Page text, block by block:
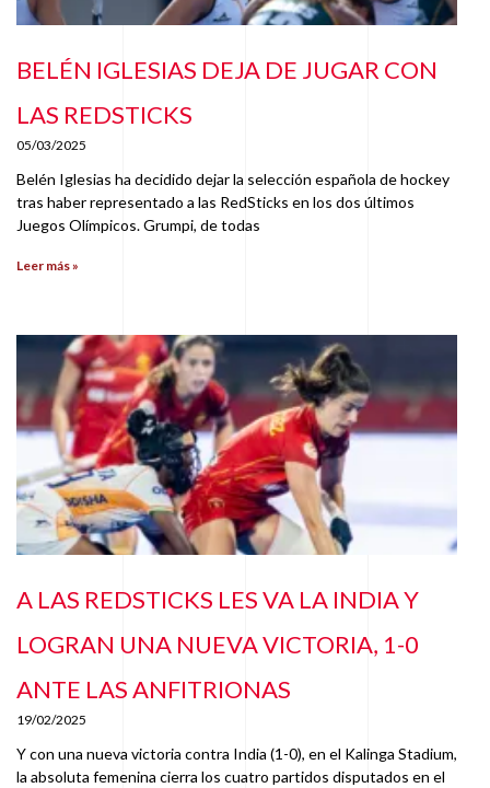
BELÉN IGLESIAS DEJA DE JUGAR CON
LAS REDSTICKS
05/03/2025
Belén Iglesias ha decidido dejar la selección española de hockey
tras haber representado a las RedSticks en los dos últimos
Juegos Olímpicos. Grumpi, de todas
Leer más »
A LAS REDSTICKS LES VA LA INDIA Y
LOGRAN UNA NUEVA VICTORIA, 1-0
ANTE LAS ANFITRIONAS
19/02/2025
Y con una nueva victoria contra India (1-0), en el Kalinga Stadium,
la absoluta femenina cierra los cuatro partidos disputados en el